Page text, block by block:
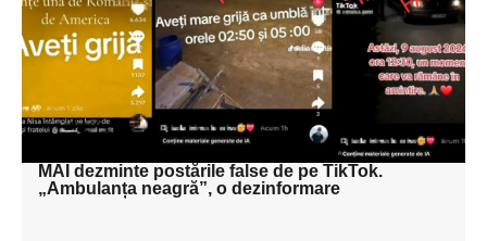
subtitluAdaugă aici
textul pentru
subtitluAdaugă aici
textul pentru subti
MAI dezminte postările false de pe TikTok.
„Ambulanța neagră”, o dezinformare